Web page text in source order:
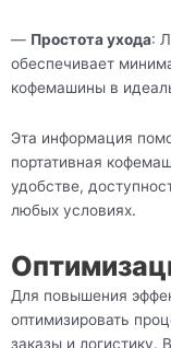
— Простота ухода:
обеспечивает
кофемашины в
Эта информация
портативная
удобстве,
любых условиях.
Для повышения
оптимизировать
заказы и логистику.